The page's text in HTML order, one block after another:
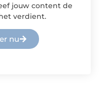
jouw content de
verdient.
nu